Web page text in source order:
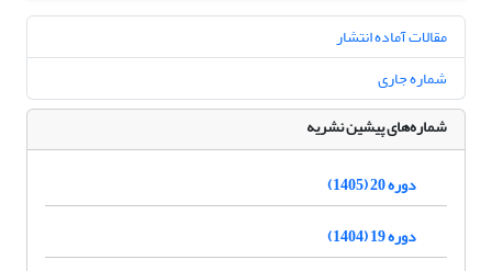
مقالات آماده انتشار
شماره جاری
شماره‌های پیشین نشریه
دوره 20 (1405)
دوره 19 (1404)